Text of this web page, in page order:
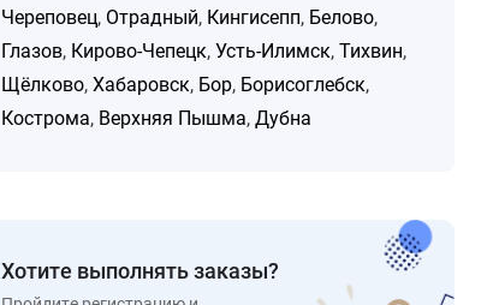
Череповец, Отрадный, Кингисепп, Белово,
Глазов, Кирово-Чепецк,Усть-Илимск,Тихвин,
Щёлково,Хабаровск, Бор, Борисоглебск,
Кострома, Верхняя Пышма,Дубна
Хотите выполнять заказы?